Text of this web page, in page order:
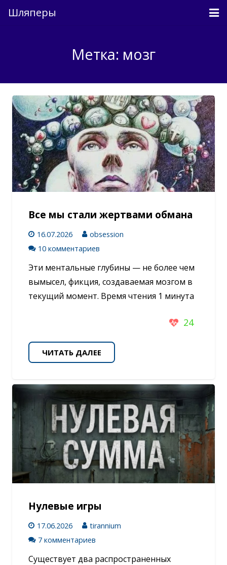
Шляперы
Непричесанные мысли
О проекте
Связь
Вход
Метка: мозг
Все мы стали жертвами обмана
16.07.2026
obsession
10 комментариев
Эти ментальные глубины — не более чем
вымысел, фикция, создаваемая мозгом в
текущий момент. Время чтения 1 минута
24
ЧИТАТЬ ДАЛЕЕ
Нулевые игры
17.06.2026
tirannium
7 комментариев
Существует два распространенных